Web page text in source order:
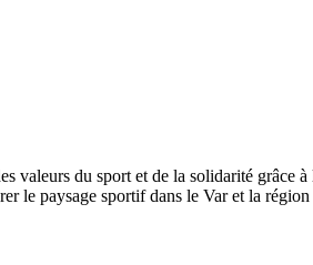
valeurs du sport et de la solidarité
le paysage sportif dans le Var et la